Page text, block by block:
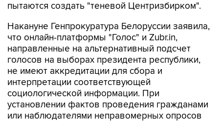
Накануне Генпрокуратура Белоруссии заявила,
направленные на альтернативный подсчет
голосов на выборах президента республики,
не имеют аккредитации для сбора и
интерпретации соответствующей
социологической информации. При
установлении фактов проведения гражданами
или наблюдателями неправомерных опросов
общественного мнения их могут привлечь к
административной ответственности по статье